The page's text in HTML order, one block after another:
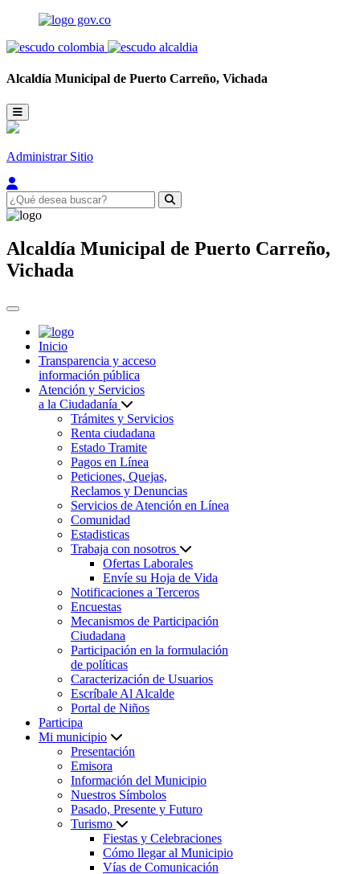
Alcaldía Municipal de Puerto Carreño, Vichada
Administrar Sitio
Alcaldía Municipal de Puerto Carreño,
Vichada
Inicio
Transparencia y acceso
información pública
Atención y Servicios
a la Ciudadanía
Trámites y Servicios
Renta ciudadana
Estado Tramite
Pagos en Línea
Peticiones, Quejas,
Reclamos y Denuncias
Servicios de Atención en Línea
Comunidad
Estadisticas
Trabaja con nosotros
Ofertas Laborales
Envíe su Hoja de Vida
Notificaciones a Terceros
Encuestas
Mecanismos de Participación
Ciudadana
Participación en la formulación
de políticas
Caracterización de Usuarios
Escríbale Al Alcalde
Portal de Niños
Participa
Mi municipio
Presentación
Emisora
Información del Municipio
Nuestros Símbolos
Pasado, Presente y Futuro
Turismo
Fiestas y Celebraciones
Cómo llegar al Municipio
Vías de Comunicación